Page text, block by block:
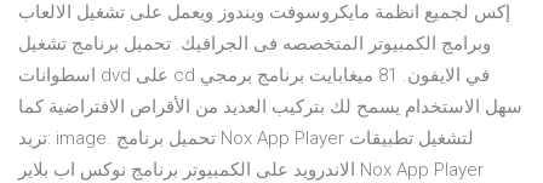
إكس لجميع انظمة مايكروسوفت ويندوز ويعمل على تشغيل الالعاب
وبرامج الكمبيوتر المتخصصه فى الجرافيك. تحميل برنامج تشغيل
اسطوانات dvd على cd في الايفون. 81 ميغابايت برنامج برمجي
سهل الاستخدام يسمح لك بتركيب العديد من الأقراص الافتراضية كما
تريد: image. تحميل برنامج Nox App Player لتشغيل تطبيقات
الاندرويد على الكمبيوتر برنامج نوكس اب بلاير Nox App Player